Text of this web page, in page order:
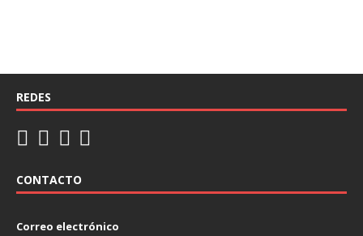
REDES
CONTACTO
Correo electrónico